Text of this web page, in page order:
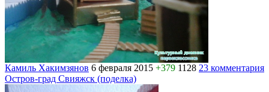
Камиль Хакимзянов 6 февраля 2015 +379 1128 23 комментария
Остров-град Свияжск (поделка)